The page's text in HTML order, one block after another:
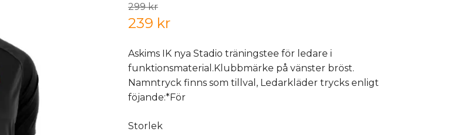
299 kr
239 kr
Askims IK nya Stadio träningstee för ledare i
funktionsmaterial.Klubbmärke på vänster bröst.
Namntryck finns som tillval, Ledarkläder trycks enligt
föjande:*För
Storlek